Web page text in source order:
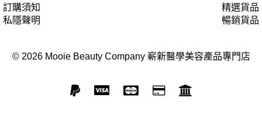
訂購須知
私隱聲明
精選貨品
暢銷貨品
© 2026 Mooie Beauty Company 嶄新醫學美容產品專門店